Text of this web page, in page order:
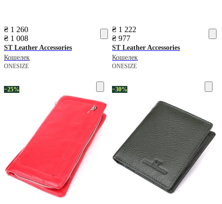
₴ 1 260
₴ 1 008
ST Leather Accessories
Кошелек
ONESIZE
₴ 1 222
₴ 977
ST Leather Accessories
Кошелек
ONESIZE
−25% −30%